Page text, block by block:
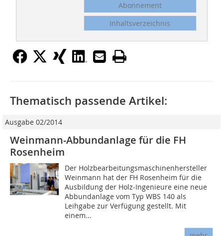
Abonnement
Inhaltsverzeichnis
Thematisch passende Artikel:
Ausgabe 02/2014
Weinmann-Abbundanlage für die FH
Rosenheim
Der Holzbearbeitungsmaschinenhersteller
Weinmann hat der FH Rosenheim für die
Ausbildung der Holz-Ingenieure eine neue
Abbundanlage vom Typ WBS 140 als
Leihgabe zur Verfügung gestellt. Mit
einem...